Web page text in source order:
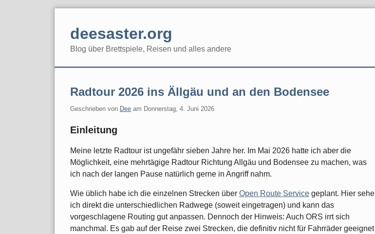
deesaster.org
Blog über Brettspiele, Reisen und alles andere
Radtour 2026 ins Ällgäu und an den Bodensee
Geschrieben von Dee am Donnerstag, 4. Juni 2026
Einleitung
Meine letzte Radtour ist ungefähr sieben Jahre her. Im Mai 2026 hatte ich aber die
Möglichkeit, eine mehrtägige Radtour Richtung Allgäu und Bodensee zu machen, was
ich nach der langen Pause natürlich gerne in Angriff nahm.
Wie üblich habe ich die einzelnen Strecken über Open Route Service geplant. Hier sehe
ich direkt die unterschiedlichen Radwege (soweit eingetragen) und kann das
vorgeschlagene Routing gut anpassen. Dennoch der Hinweis: Auch ORS irrt sich
manchmal. Es gab auf der Reise zwei Strecken, die definitiv nicht für Fahrräder geeignet